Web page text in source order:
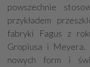
powszechnie
przykładem
fabryki Fagus z
Gropiusa i Meyera.
nowych form i